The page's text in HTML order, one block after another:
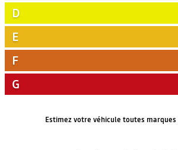
D
E
F
G
Estimez votre véhicule toutes marques